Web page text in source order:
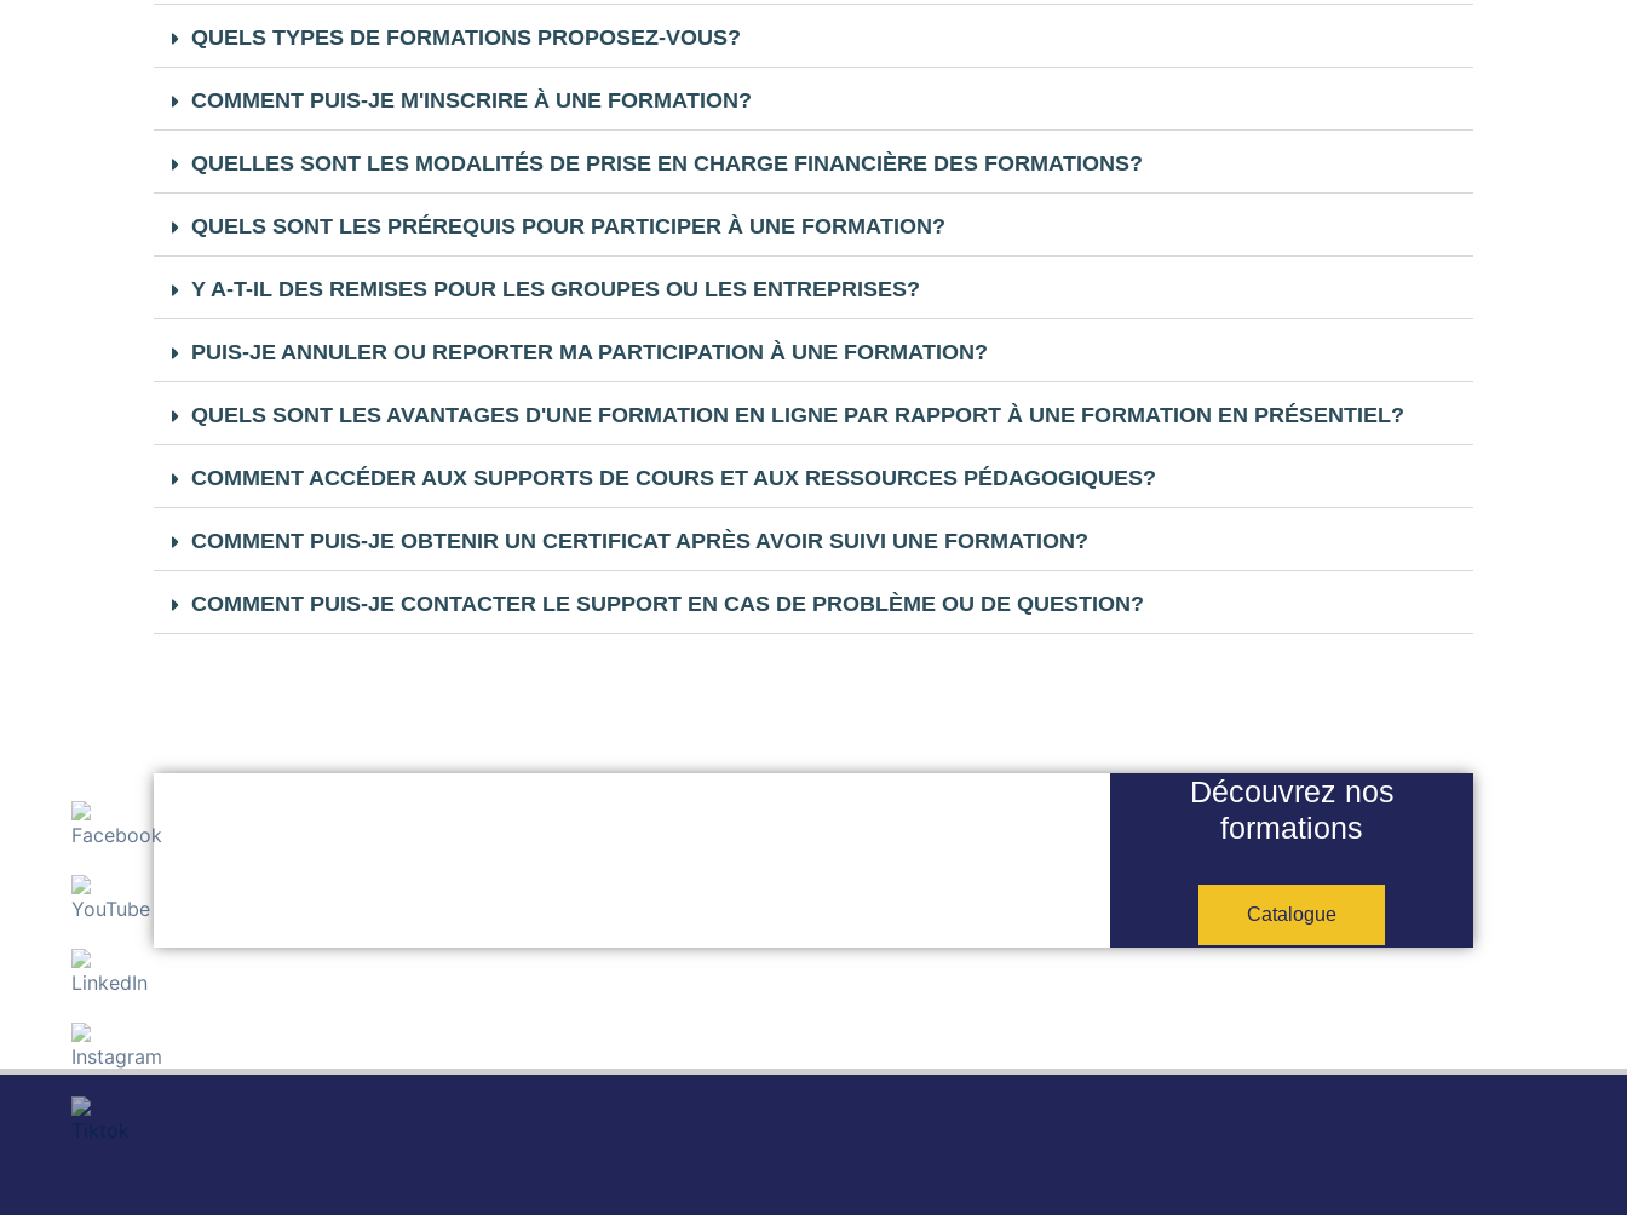
QUELS TYPES DE FORMATIONS PROPOSEZ-VOUS?
COMMENT PUIS-JE M'INSCRIRE À UNE FORMATION?
QUELLES SONT LES MODALITÉS DE PRISE EN CHARGE FINANCIÈRE DES FORMATIONS?
QUELS SONT LES PRÉREQUIS POUR PARTICIPER À UNE FORMATION?
Y A-T-IL DES REMISES POUR LES GROUPES OU LES ENTREPRISES?
PUIS-JE ANNULER OU REPORTER MA PARTICIPATION À UNE FORMATION?
QUELS SONT LES AVANTAGES D'UNE FORMATION EN LIGNE PAR RAPPORT À UNE FORMATION EN PRÉSENTIEL?
COMMENT ACCÉDER AUX SUPPORTS DE COURS ET AUX RESSOURCES PÉDAGOGIQUES?
COMMENT PUIS-JE OBTENIR UN CERTIFICAT APRÈS AVOIR SUIVI UNE FORMATION?
COMMENT PUIS-JE CONTACTER LE SUPPORT EN CAS DE PROBLÈME OU DE QUESTION?
Découvrez nos
formations
Catalogue